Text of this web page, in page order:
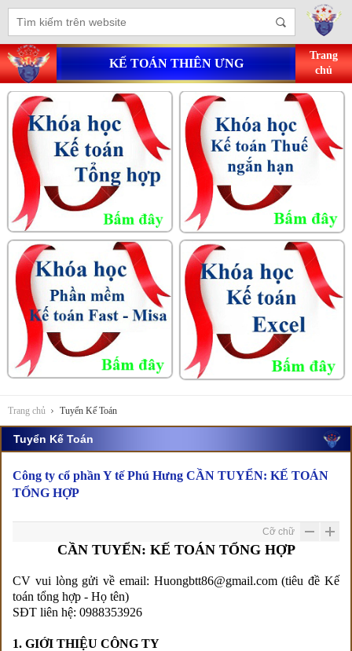
KẾ TOÁN THIÊN ƯNG
Trang
chủ
Trang chủ Tuyển Kế Toán
Tuyển Kế Toán
Công ty cổ phần Y tế Phú Hưng CẦN TUYỂN: KẾ TOÁN
TỔNG HỢP
Cỡ chữ
CẦN TUYỂN: KẾ TOÁN TỔNG HỢP
CV vui lòng gửi về email: Huongbtt86@gmail.com (tiêu đề Kế
toán tổng hợp - Họ tên)
SĐT liên hệ: 0988353926
1. GIỚI THIỆU CÔNG TY